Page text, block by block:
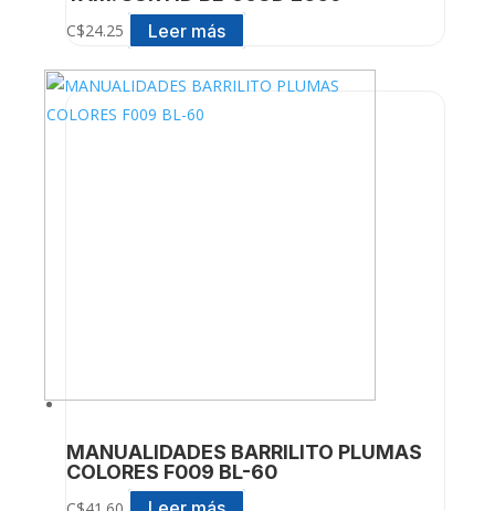
C$24.25 Leer más
MANUALIDADES BARRILITO PLUMAS
COLORES F009 BL-60